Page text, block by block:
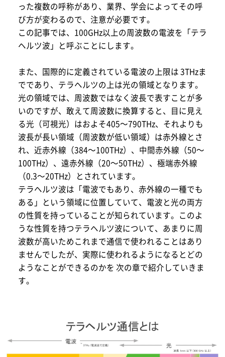
った複数の呼称があり、業界、学会によってその呼
び方が変わるので、注意が必要です。
この記事では、100GHz以上の周波数の電波を「テラ
ヘルツ波」と呼ぶことにします。
また、国際的に定義されている電波の上限は 3THzま
でであり、テラヘルツの上は光の領域となります。
光の領域では、周波数ではなく波長で表すことが多
いのですが、敢えて周波数に換算すると、目に見え
る光（可視光）はおよそ405～790THz、それよりも
波長が長い領域（周波数が低い領域）は赤外線とさ
れ、近赤外線（384～100THz）、中間赤外線（50～
100THz）、遠赤外線（20～50THz）、極端赤外線
（0.3～20THz）とされています。
テラヘルツ波は「電波でもあり、赤外線の一種でも
ある」という領域に位置していて、電波と光の両方
の性質を持っていることが知られています。このよ
うな性質を持つテラヘルツ波について、あまりに周
波数が高いためこれまで通信で使われることはあり
ませんでしたが、実際に使われるようになるとどの
ようなことができるのかを 次の章で紹介していきま
す。